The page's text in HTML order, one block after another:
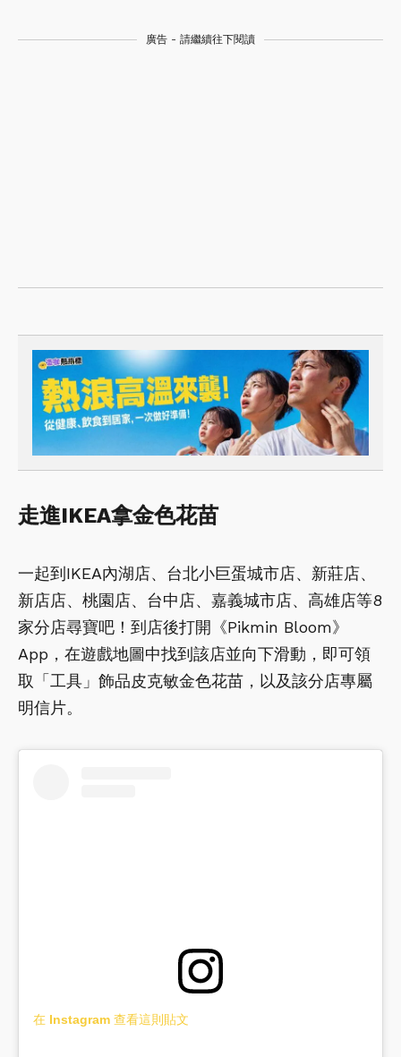
廣告 - 請繼續往下閱讀
走進IKEA拿金色花苗
一起到IKEA內湖店、台北小巨蛋城市店、新莊店、
新店店、桃園店、台中店、嘉義城市店、高雄店等8
家分店尋寶吧！到店後打開《Pikmin Bloom》
App，在遊戲地圖中找到該店並向下滑動，即可領
取「工具」飾品皮克敏金色花苗，以及該分店專屬
明信片。
在 Instagram 查看這則貼文